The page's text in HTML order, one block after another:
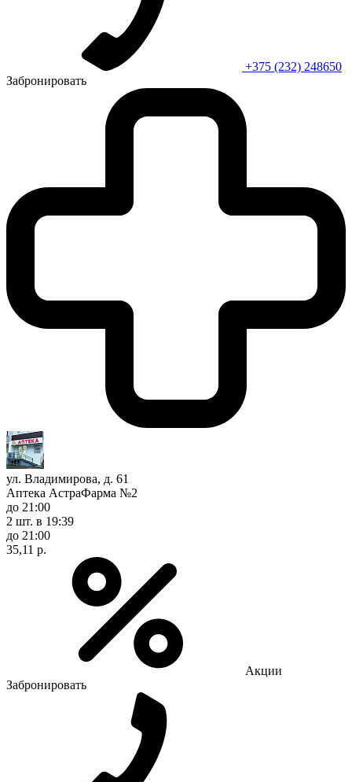
+375 (232) 248650
Забронировать
ул. Владимирова, д. 61
Аптека АстраФарма №2
до 21:00
2 шт. в 19:39
до 21:00
35,11 р.
Акции
Забронировать